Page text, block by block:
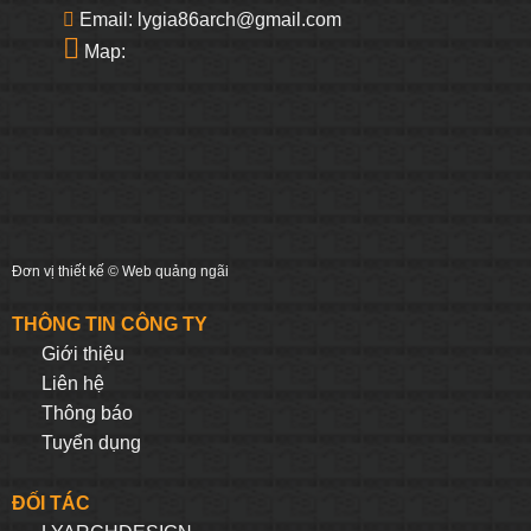
Email: lygia86arch@gmail.com
Map:
Đơn vị thiết kế © Web quảng ngãi
THÔNG TIN CÔNG TY
Giới thiệu
Liên hệ
Thông báo
Tuyển dụng
ĐỐI TÁC